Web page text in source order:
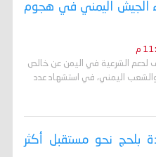
الجيش اليمني في هجوم
لدعم الشرعية في اليمن عن خالص
والشعب اليمني، في استشهاد عدد
بلحج نحو مستقبل أكثر